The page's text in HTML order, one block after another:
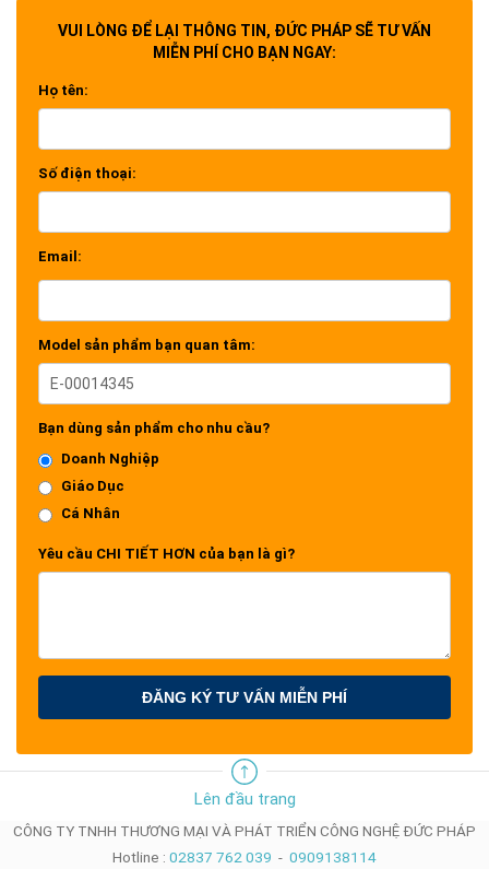
VUI LÒNG ĐỂ LẠI THÔNG TIN, ĐỨC PHÁP SẼ TƯ VẤN
MIỄN PHÍ CHO BẠN NGAY:
Họ tên:
Số điện thoại:
Email:
Model sản phẩm bạn quan tâm:
Bạn dùng sản phẩm cho nhu cầu?
Doanh Nghiệp
Giáo Dục
Cá Nhân
Yêu cầu CHI TIẾT HƠN của bạn là gì?
ĐĂNG KÝ TƯ VẤN MIỄN PHÍ
Lên đầu trang
CÔNG TY TNHH THƯƠNG MẠI VÀ PHÁT TRIỂN CÔNG NGHỆ ĐỨC PHÁP
Hotline : 02837 762 039 - 0909138114